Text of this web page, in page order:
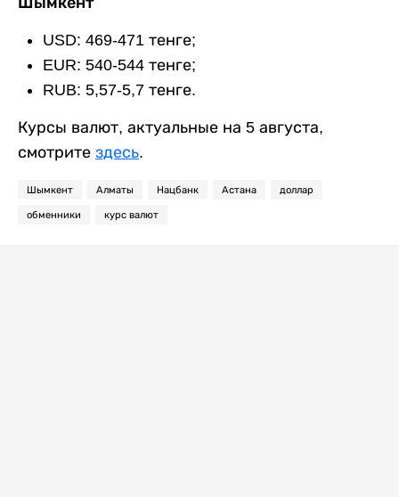
USD: 469-471 тенге;
EUR: 540-544 тенге;
RUB: 5,57-5,7 тенге.
Курсы валют, актуальные на 5 августа,
смотрите здесь.
Шымкент Алматы Нацбанк Астана доллар
обменники курс валют